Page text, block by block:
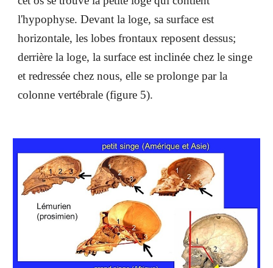
l'hypophyse. Devant la loge, sa surface est
horizontale, les lobes frontaux reposent dessus;
derrière la loge, la surface est inclinée chez le singe
et redressée chez nous, elle se prolonge par la
colonne vertébrale (figure 5).